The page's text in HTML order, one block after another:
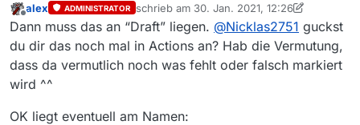
Offline
alex ADMINISTRATOR schrieb am 30. Jan. 2021, 12:26
zuletzt editiert von alex
Dann muss das an “Draft” liegen. @Nicklas2751 guckst
du dir das noch mal in Actions an? Hab die Vermutung,
dass da vermutlich noch was fehlt oder falsch markiert
wird ^^
OK liegt eventuell am Namen: